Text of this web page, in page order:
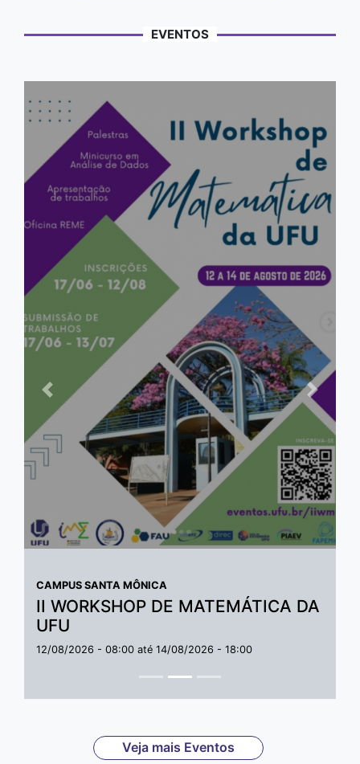
EVENTOS
CAMPUS SANTA MÔNICA
II WORKSHOP DE MATEMÁTICA DA
UFU
12/08/2026 - 08:00 até 14/08/2026 - 18:00
Anterior
Veja mais Eventos